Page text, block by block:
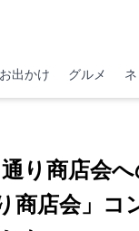
出かけ グルメ
り商店会
店会」コ